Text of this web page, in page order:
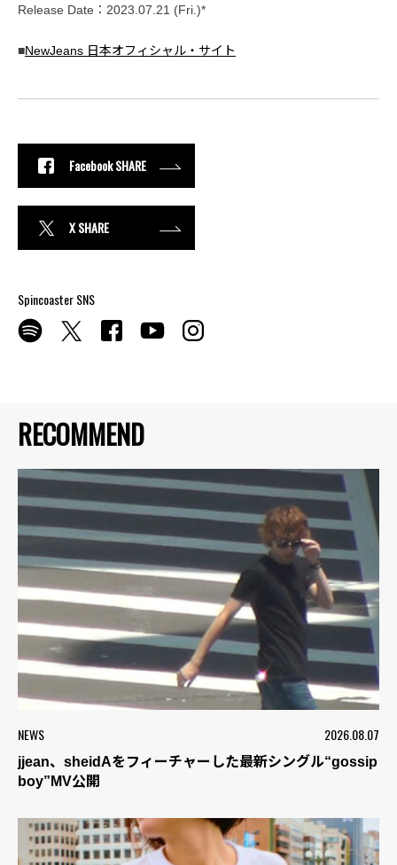
RECOMMEND
NEWS 2026.08.07
jjean、sheidAをフィーチャーした最新シングル“gossip
boy”MV公開
Release Date：2023.07.21 (Fri.)*
■NewJeans 日本オフィシャル・サイト
Facebook SHARE
X SHARE
Spincoaster SNS